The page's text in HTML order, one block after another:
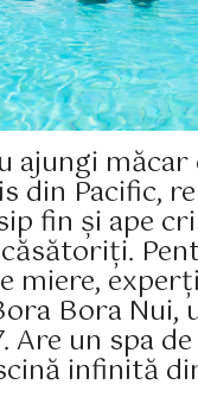
ajungi
din Pacific,
fin și ape
miere,
Bora Nui,
un spa
infinită